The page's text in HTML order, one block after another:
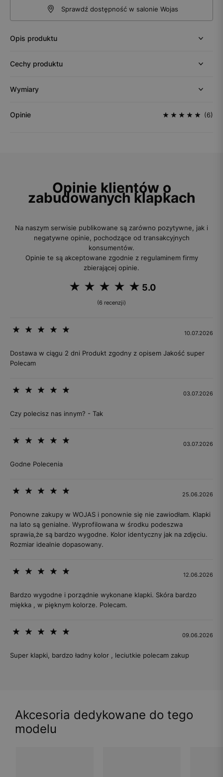
Sprawdź dostępność w salonie Wojas
Opis produktu
Cechy produktu
Wymiary
Opinie (6)
Opinie klientów o
zabudowanych klapkach
Na naszym serwisie publikowane są zarówno pozytywne, jak i
negatywne opinie, pochodzące od transakcyjnych
konsumentów.
Opinie te są akceptowane zgodnie z regulaminem firmy
zbierającej opinie.
5.0
(6 recenzji)
10.07.2026
Dostawa w ciągu 2 dni Produkt zgodny z opisem Jakość super
Polecam
03.07.2026
Czy polecisz nas innym? - Tak
03.07.2026
Godne Polecenia
25.06.2026
Ponowne zakupy w WOJAS i ponownie się nie zawiodłam. Klapki
na lato są genialne. Wyprofilowana w środku podeszwa
sprawia,że są bardzo wygodne. Kolor identyczny jak na zdjęciu.
Rozmiar idealnie dopasowany.
12.06.2026
Bardzo wygodne i porządnie wykonane klapki. Skóra bardzo
miękka , w pięknym kolorze. Polecam.
09.06.2026
Super klapki, bardzo ładny kolor , leciutkie polecam zakup
Akcesoria dedykowane do tego
modelu